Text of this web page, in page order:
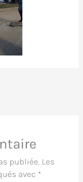
publiée. Les
avec *